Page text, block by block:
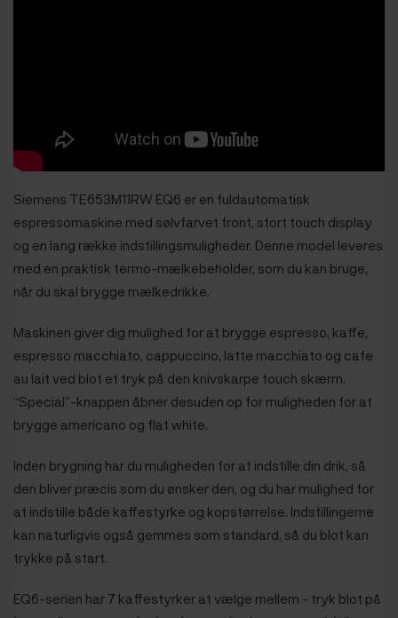
Siemens TE653M11RW EQ6 er en fuldautomatisk
espressomaskine med sølvfarvet front, stort touch display
og en lang række indstillingsmuligheder. Denne model leveres
med en praktisk termo-mælkebeholder, som du kan bruge,
når du skal brygge mælkedrikke.
Maskinen giver dig mulighed for at brygge espresso, kaffe,
espresso macchiato, cappuccino, latte macchiato og cafe
au lait ved blot et tryk på den knivskarpe touch skærm.
“Special”-knappen åbner desuden op for muligheden for at
brygge americano og flat white.
Inden brygning har du muligheden for at indstille din drik, så
den bliver præcis som du ønsker den, og du har mulighed for
at indstille både kaffestyrke og kopstørrelse. Indstillingerne
kan naturligvis også gemmes som standard, så du blot kan
trykke på start.
EQ6-serien har 7 kaffestyrker at vælge mellem - tryk blot på